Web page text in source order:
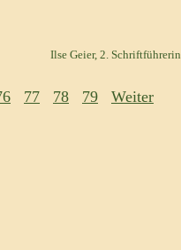
Ilse Geier, 2. Schriftführerin
77 78 79
Weiter